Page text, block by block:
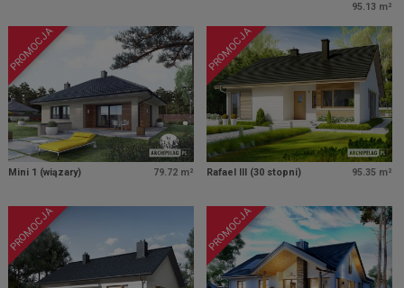
95.13 m²
PROMOCJA
Mini 1 (wiązary) 79.72 m²
PROMOCJA
Rafael III (30 stopni) 95.35 m²
PROMOCJA PROMOCJA